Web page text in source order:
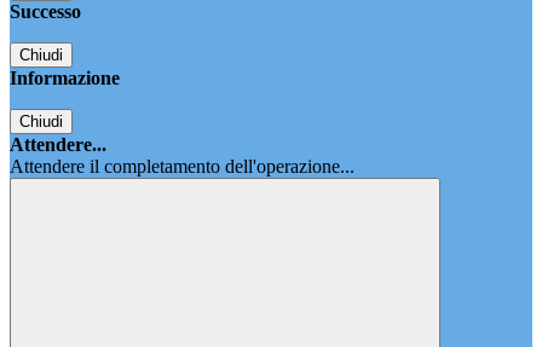
Successo
Chiudi
Informazione
Chiudi
Attendere...
Attendere il completamento dell'operazione...